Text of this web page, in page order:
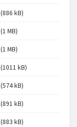
(886 kB)
(1 MB)
(1 MB)
(1011 kB)
(574 kB)
(891 kB)
(883 kB)